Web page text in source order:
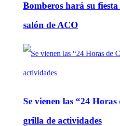
Bomberos hará su fiesta
salón de ACO
Se vienen las “24
grilla de actividades